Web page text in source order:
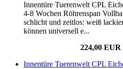
Innentüre Tuerenwelt CPL
4-8 Wochen Röhrenspan
schlicht und zeitlos: weiß
können universell e...
224,00 EUR
Innentüre Tuerenwelt CPL